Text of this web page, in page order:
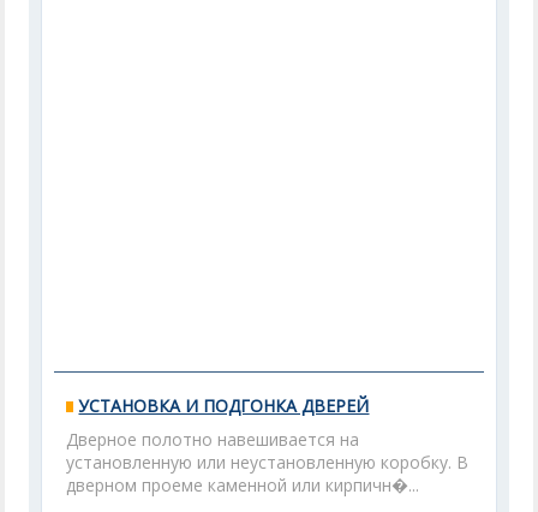
УСТАНОВКА И ПОДГОНКА ДВЕРЕЙ
Дверное полотно навешивается на
установленную или неустановленную коробку. В
дверном проеме каменной или кирпичн�...